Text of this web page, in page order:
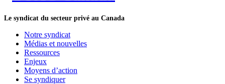
Le syndicat du secteur privé au Canada
Notre syndicat
Médias et nouvelles
Ressources
Enjeux
Moyens d’action
Se syndiquer